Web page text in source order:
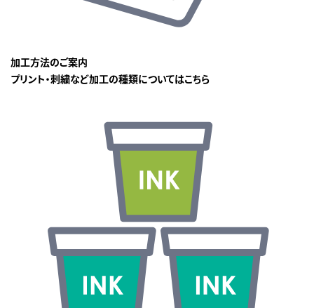
加工方法のご案内
プリント・刺繍など加工の種類についてはこちら